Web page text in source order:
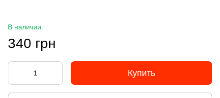
В наличии
340 грн
Купить